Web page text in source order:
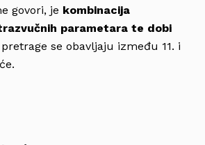
govori, je kombinacija
parametara te dobi
se obavljaju između 11. i